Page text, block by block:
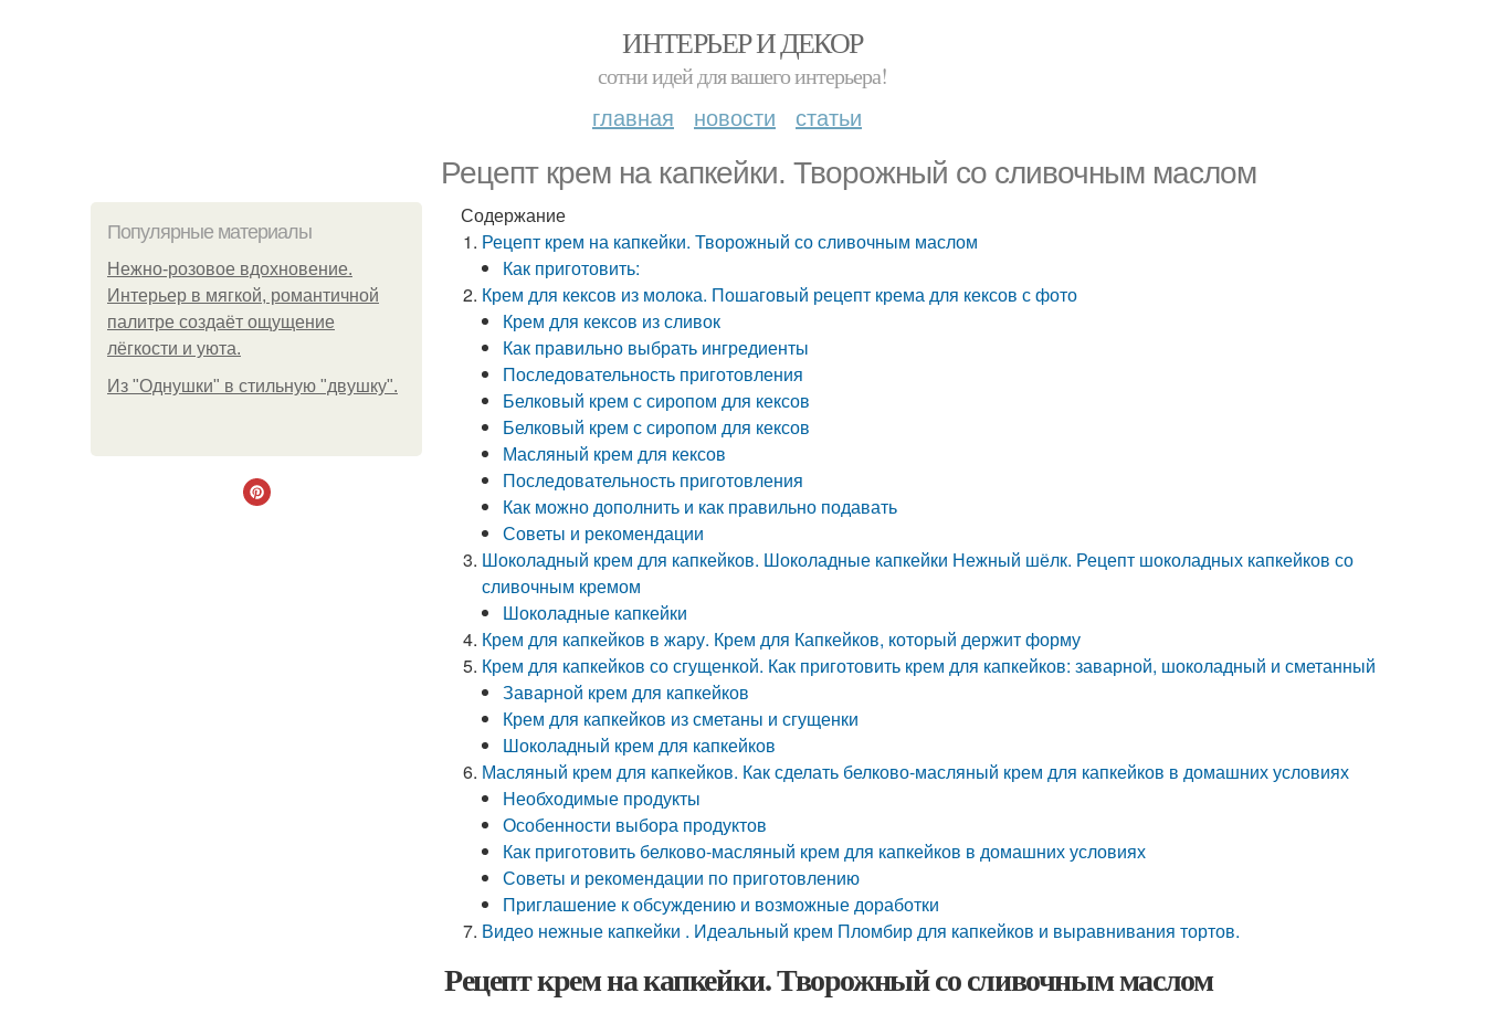
ИНТЕРЬЕР И ДЕКОР
сотни идей для вашего интерьера!
главная новости статьи
Рецепт крем на капкейки. Творожный со сливочным маслом
Популярные материалы
Нежно-розовое вдохновение.
Интерьер в мягкой, романтичной
палитре создаёт ощущение
лёгкости и уюта.
Из "Однушки" в стильную "двушку".
Содержание
Рецепт крем на капкейки. Творожный со сливочным маслом
Как приготовить:
Крем для кексов из молока. Пошаговый рецепт крема для кексов с фото
Крем для кексов из сливок
Как правильно выбрать ингредиенты
Последовательность приготовления
Белковый крем с сиропом для кексов
Белковый крем с сиропом для кексов
Масляный крем для кексов
Последовательность приготовления
Как можно дополнить и как правильно подавать
Советы и рекомендации
Шоколадный крем для капкейков. Шоколадные капкейки Нежный шёлк. Рецепт шоколадных капкейков со
сливочным кремом
Шоколадные капкейки
Крем для капкейков в жару. Крем для Капкейков, который держит форму
Крем для капкейков со сгущенкой. Как приготовить крем для капкейков: заварной, шоколадный и сметанный
Заварной крем для капкейков
Крем для капкейков из сметаны и сгущенки
Шоколадный крем для капкейков
Масляный крем для капкейков. Как сделать белково-масляный крем для капкейков в домашних условиях
Необходимые продукты
Особенности выбора продуктов
Как приготовить белково-масляный крем для капкейков в домашних условиях
Советы и рекомендации по приготовлению
Приглашение к обсуждению и возможные доработки
Видео нежные капкейки . Идеальный крем Пломбир для капкейков и выравнивания тортов.
Рецепт крем на капкейки. Творожный со сливочным маслом